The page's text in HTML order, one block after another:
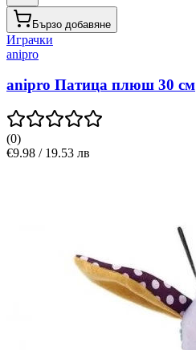
Бързо добавяне
Играчки
anipro
anipro Патица плюш 30 см
(0)
€9.98 / 19.53 лв